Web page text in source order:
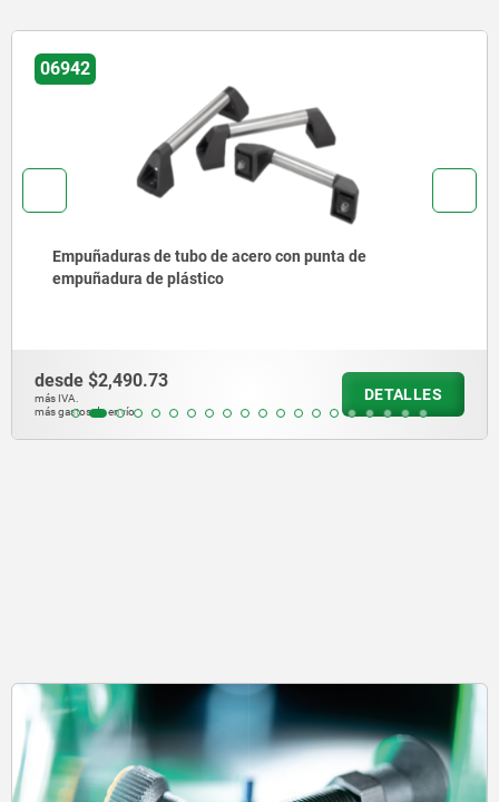
06943
Empuñaduras de tubo de acero inoxidable con punta de
empuñadura de fundición de precisión
desde$4,484.04
más IVA.
más gastos de envío
DETALLES